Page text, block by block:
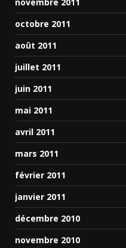
novembre 2011
octobre 2011
août 2011
juillet 2011
juin 2011
mai 2011
avril 2011
mars 2011
février 2011
janvier 2011
décembre 2010
novembre 2010